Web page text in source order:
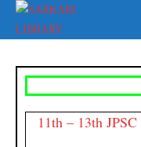
11th – 13th